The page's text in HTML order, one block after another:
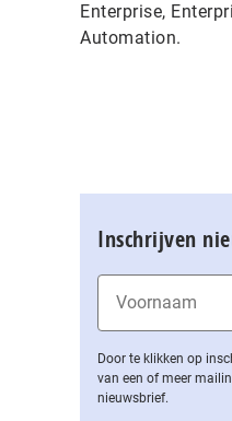
Enterprise,
Automation.
Inschrijven
Door te klikken op
van een of meer
nieuwsbrief.